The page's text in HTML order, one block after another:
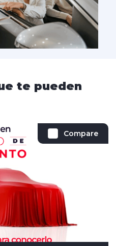
te pueden
Compare